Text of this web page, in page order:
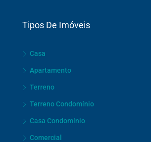
Tipos De Imóveis
Casa
Apartamento
Terreno
Terreno Condomínio
Casa Condomínio
Comercial